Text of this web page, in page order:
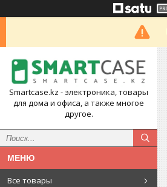
Smartcase.kz - электроника, товары
для дома и офиса, а также многое
другое.
Все товары